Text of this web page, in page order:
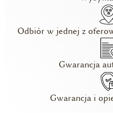
Odbiór w jednej z
Gwarancja
Gwarancja i